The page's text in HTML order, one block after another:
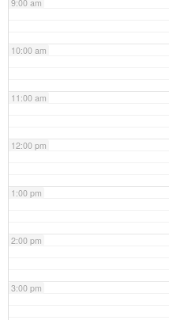
9:00 am
10:00 am
11:00 am
12:00 pm
1:00 pm
2:00 pm
3:00 pm